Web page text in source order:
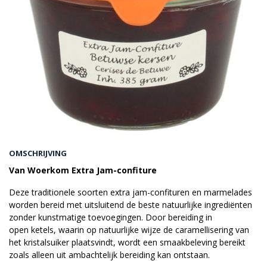
OMSCHRIJVING
Van Woerkom Extra Jam-confiture
Deze traditionele soorten extra jam-confituren en marmelades
worden bereid met uitsluitend de beste natuurlijke ingrediënten
zonder kunstmatige toevoegingen. Door bereiding in
open ketels, waarin op natuurlijke wijze de caramellisering van
het kristalsuiker plaatsvindt, wordt een smaakbeleving bereikt
zoals alleen uit ambachtelijk bereiding kan ontstaan.